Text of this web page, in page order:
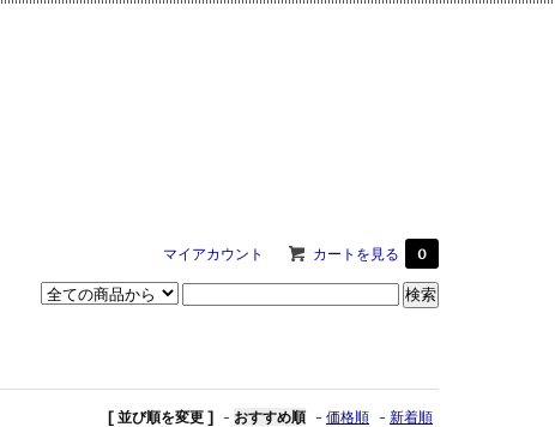
マイアカウント カートを見る 0
[ 並び順を変更 ] - おすすめ順 - 価格順 - 新着順